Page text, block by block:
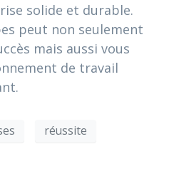
solide et durable.
peut non seulement
mais aussi vous
de travail
réussite